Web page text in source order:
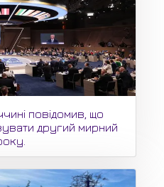
повідомив, що
другий мирний